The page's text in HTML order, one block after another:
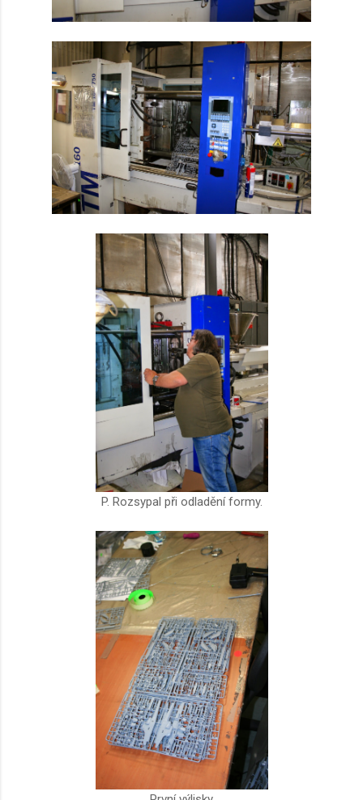
P. Rozsypal při odladění formy.